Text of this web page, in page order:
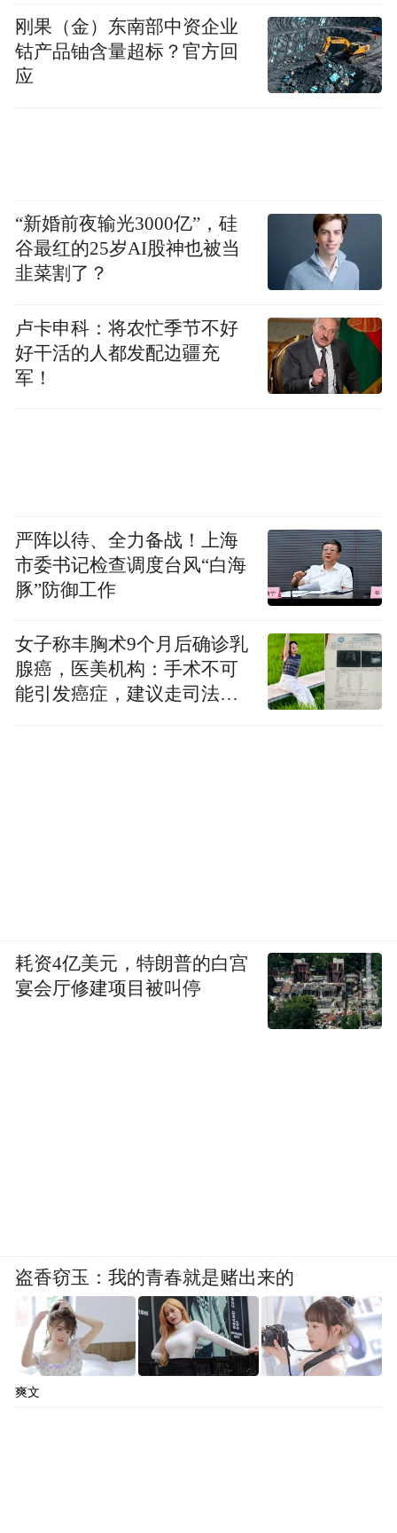
刚果（金）东南部中资企业
钴产品铀含量超标？官方回
应
“新婚前夜输光3000亿”，硅
谷最红的25岁AI股神也被当
韭菜割了？
卢卡申科：将农忙季节不好
好干活的人都发配边疆充
军！
严阵以待、全力备战！上海
市委书记检查调度台风“白海
豚”防御工作
女子称丰胸术9个月后确诊乳
腺癌，医美机构：手术不可
能引发癌症，建议走司法途
耗资4亿美元，特朗普的白宫
宴会厅修建项目被叫停
盗香窃玉：我的青春就是赌出来的
爽文